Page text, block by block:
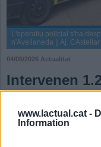
www.lactual.cat -
Information
L'operatiu policial s'ha
n'Avellaneda || Aj. CAstellar
04/06/2026 Actualitat
Intervenen
marihuana a
n'Avellaneda